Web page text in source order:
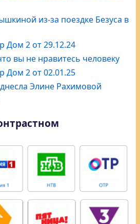
из-за поездке Безуса в
Дом 2 от 29.12.24
вы не нравитесь человеку
Дом 2 от 02.01.25
Элине Рахимовой